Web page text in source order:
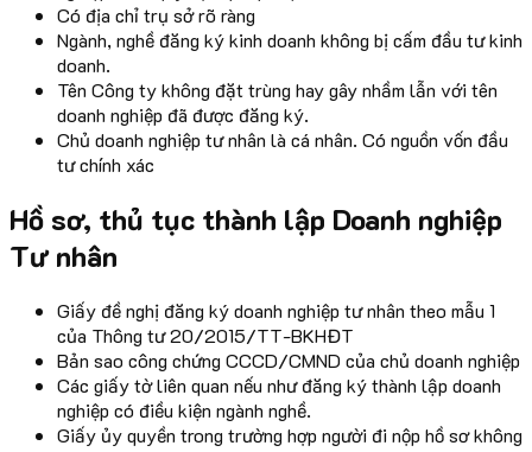
Có địa chỉ trụ sở rõ ràng
Ngành, nghề đăng ký kinh doanh không bị cấm đầu tư kinh
doanh.
Tên Công ty không đặt trùng hay gây nhầm lẫn với tên
doanh nghiệp đã được đăng ký.
Chủ doanh nghiệp tư nhân là cá nhân. Có nguồn vốn đầu
tư chính xác
Hồ sơ, thủ tục thành lập Doanh nghiệp
Tư nhân
Giấy đề nghị đăng ký doanh nghiệp tư nhân theo mẫu 1
của Thông tư 20/2015/TT-BKHĐT
Bản sao công chứng CCCD/CMND của chủ doanh nghiệp
Các giấy tờ liên quan nếu như đăng ký thành lập doanh
nghiệp có điều kiện ngành nghề.
Giấy ủy quyền trong trường hợp người đi nộp hồ sơ không